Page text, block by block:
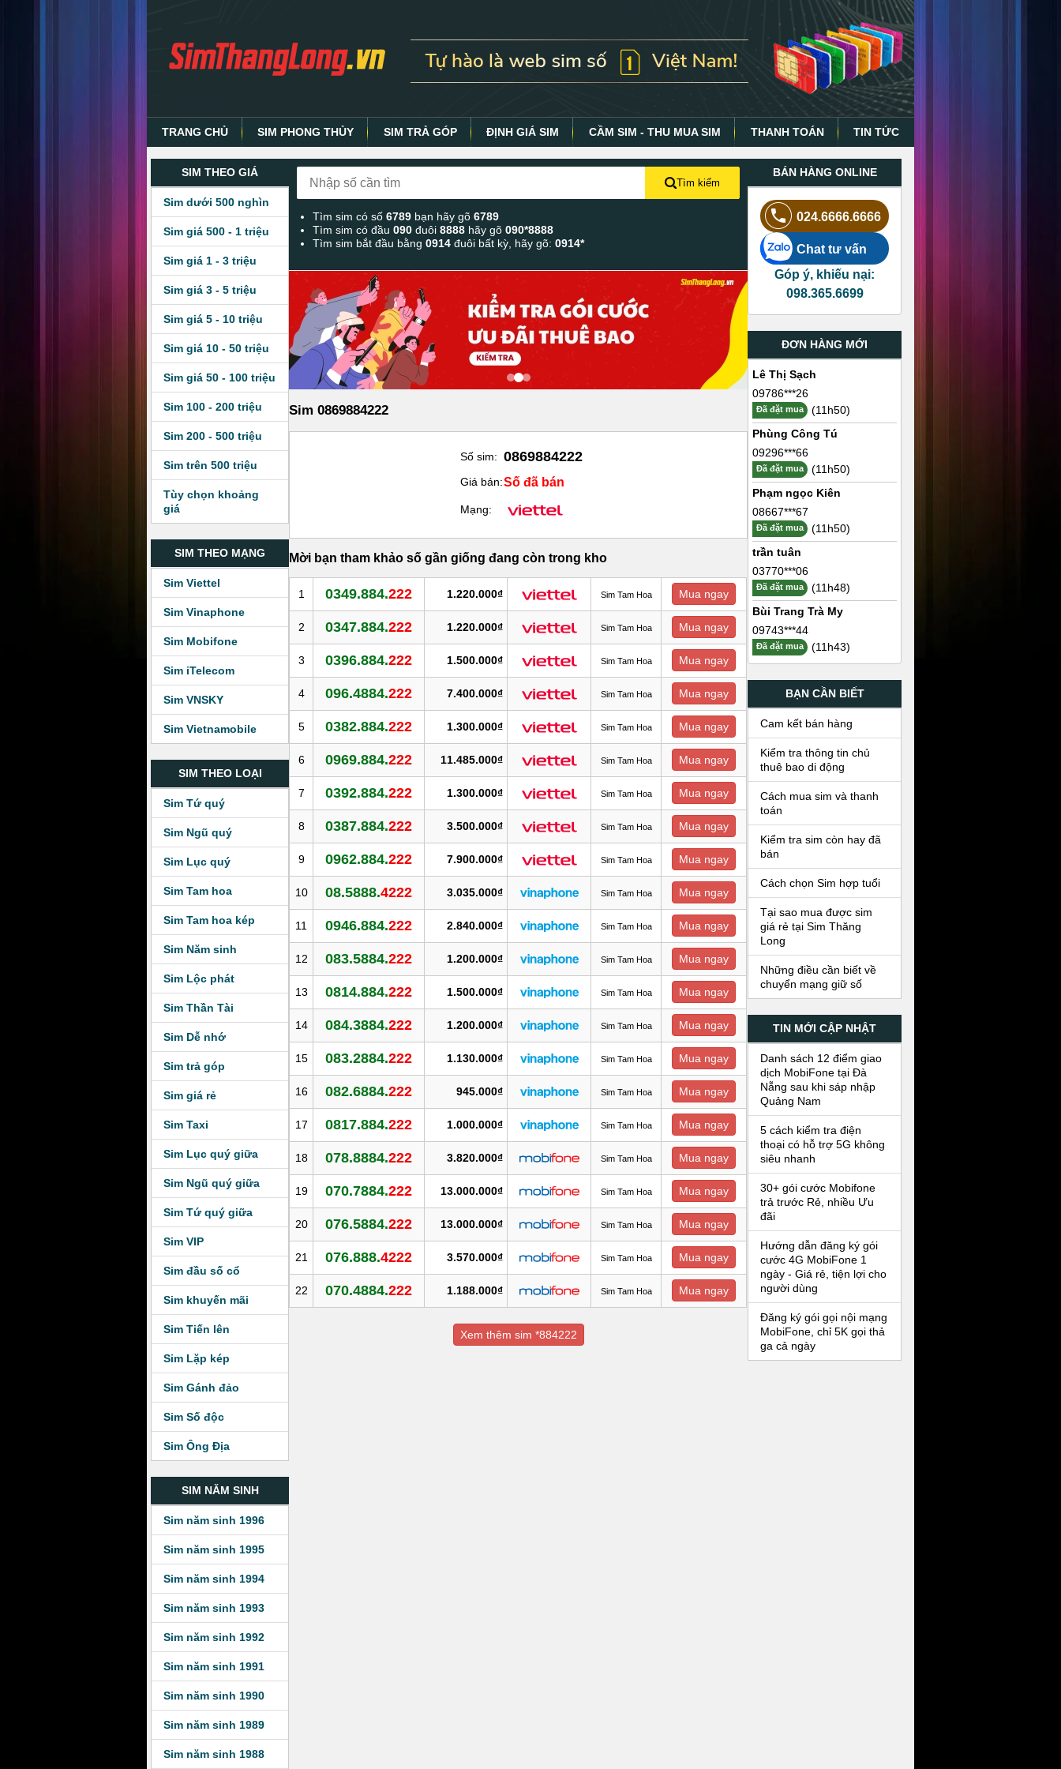
TRANG CHỦ SIM PHONG THỦY SIM TRẢ GÓP ĐỊNH GIÁ SIM CẦM SIM - THU MUA SIM THANH TOÁN TIN TỨC
SIM THEO GIÁ
Sim dưới 500 nghìn
Sim giá 500 - 1 triệu
Sim giá 1 - 3 triệu
Sim giá 3 - 5 triệu
Sim giá 5 - 10 triệu
Sim giá 10 - 50 triệu
Sim giá 50 - 100 triệu
Sim 100 - 200 triệu
Sim 200 - 500 triệu
Sim trên 500 triệu
Tùy chọn khoảng
giá
SIM THEO MẠNG
Sim Viettel
Sim Vinaphone
Sim Mobifone
Sim iTelecom
Sim VNSKY
Sim Vietnamobile
SIM THEO LOẠI
Sim Tứ quý
Sim Ngũ quý
Sim Lục quý
Sim Tam hoa
Sim Tam hoa kép
Sim Năm sinh
Sim Lộc phát
Sim Thần Tài
Sim Dễ nhớ
Sim trả góp
Sim giá rẻ
Sim Taxi
Sim Lục quý giữa
Sim Ngũ quý giữa
Sim Tứ quý giữa
Sim VIP
Sim đầu số cổ
Sim khuyến mãi
Sim Tiến lên
Sim Lặp kép
Sim Gánh đảo
Sim Số độc
Sim Ông Địa
SIM NĂM SINH
Sim năm sinh 1996
Sim năm sinh 1995
Sim năm sinh 1994
Sim năm sinh 1993
Sim năm sinh 1992
Sim năm sinh 1991
Sim năm sinh 1990
Sim năm sinh 1989
Sim năm sinh 1988
Tìm kiếm
Tìm sim có số6789 bạn hãy gõ6789
Tìm sim có đầu090đuôi8888 hãy gõ090*8888
Tìm sim bắt đầu bằng0914 đuôi bất kỳ, hãy gõ:0914*
Sim 0869884222
Số sim: 0869884222
Giá bán:Số đã bán
Mạng:
Mời bạn tham khảo số gần giống đang còn trong kho
1 0349.884.222 1.220.000₫ Sim Tam Hoa Mua ngay
2 0347.884.222 1.220.000₫ Sim Tam Hoa Mua ngay
3 0396.884.222 1.500.000₫ Sim Tam Hoa Mua ngay
4 096.4884.222 7.400.000₫ Sim Tam Hoa Mua ngay
5 0382.884.222 1.300.000₫ Sim Tam Hoa Mua ngay
6 0969.884.222 11.485.000₫ Sim Tam Hoa Mua ngay
7 0392.884.222 1.300.000₫ Sim Tam Hoa Mua ngay
8 0387.884.222 3.500.000₫ Sim Tam Hoa Mua ngay
9 0962.884.222 7.900.000₫ Sim Tam Hoa Mua ngay
10 08.5888.4222 3.035.000₫ Sim Tam Hoa Mua ngay
11 0946.884.222 2.840.000₫ Sim Tam Hoa Mua ngay
12 083.5884.222 1.200.000₫ Sim Tam Hoa Mua ngay
13 0814.884.222 1.500.000₫ Sim Tam Hoa Mua ngay
14 084.3884.222 1.200.000₫ Sim Tam Hoa Mua ngay
15 083.2884.222 1.130.000₫ Sim Tam Hoa Mua ngay
16 082.6884.222 945.000₫ Sim Tam Hoa Mua ngay
17 0817.884.222 1.000.000₫ Sim Tam Hoa Mua ngay
18 078.8884.222 3.820.000₫ Sim Tam Hoa Mua ngay
19 070.7884.222 13.000.000₫ Sim Tam Hoa Mua ngay
20 076.5884.222 13.000.000₫ Sim Tam Hoa Mua ngay
21 076.888.4222 3.570.000₫ Sim Tam Hoa Mua ngay
22 070.4884.222 1.188.000₫ Sim Tam Hoa Mua ngay
Xem thêm sim *884222
BÁN HÀNG ONLINE
024.6666.6666
Chat tư vấn
Góp ý, khiếu nại:
098.365.6699
ĐƠN HÀNG MỚI
Lê Thị Sạch
09786***26
Đã đặt mua
(11h50)
Phùng Công Tú
09296***66
Đã đặt mua
(11h50)
Phạm ngọc Kiên
08667***67
Đã đặt mua
(11h50)
trần tuân
03770***06
Đã đặt mua
(11h48)
Bùi Trang Trà My
09743***44
Đã đặt mua (11h43)
BẠN CẦN BIẾT
Cam kết bán hàng
Kiểm tra thông tin chủ
thuê bao di động
Cách mua sim và thanh
toán
Kiểm tra sim còn hay đã
bán
Cách chọn Sim hợp tuổi
Tại sao mua được sim
giá rẻ tại Sim Thăng
Long
Những điều cần biết về
chuyển mạng giữ số
TIN MỚI CẬP NHẬT
Danh sách 12 điểm giao
dịch MobiFone tại Đà
Nẵng sau khi sáp nhập
Quảng Nam
5 cách kiểm tra điện
thoại có hỗ trợ 5G không
siêu nhanh
30+ gói cước Mobifone
trả trước Rẻ, nhiều Ưu
đãi
Hướng dẫn đăng ký gói
cước 4G MobiFone 1
ngày - Giá rẻ, tiện lợi cho
người dùng
Đăng ký gói gọi nội mạng
MobiFone, chỉ 5K gọi thả
ga cả ngày